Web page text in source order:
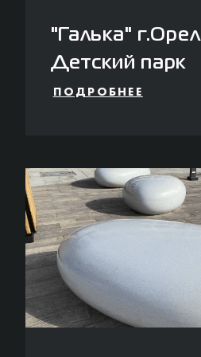
"Галька" г.Орел
Детский парк
ПОДРОБНЕЕ